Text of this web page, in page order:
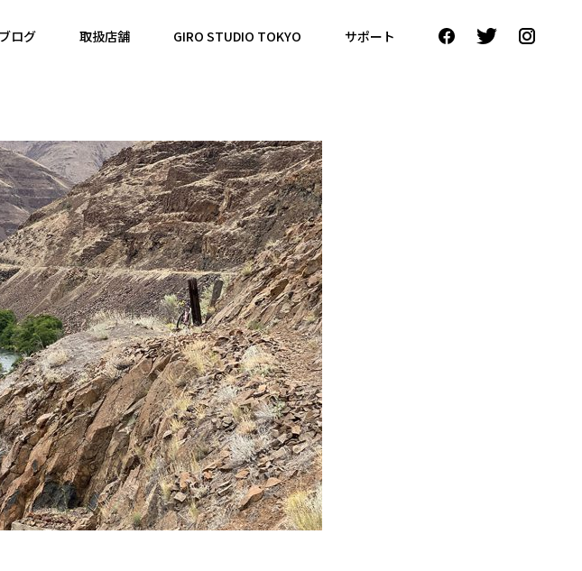
ブログ 取扱店舗 GIRO STUDIO TOKYO サポート